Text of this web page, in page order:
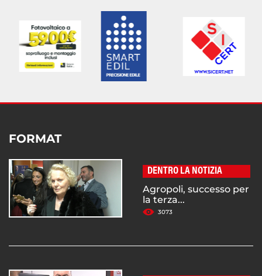
FORMAT
DENTRO LA NOTIZIA
Agropoli, successo per
la terza...
3073